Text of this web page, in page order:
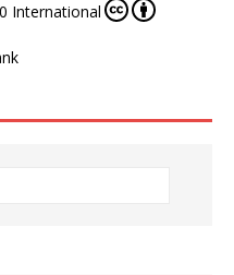
International